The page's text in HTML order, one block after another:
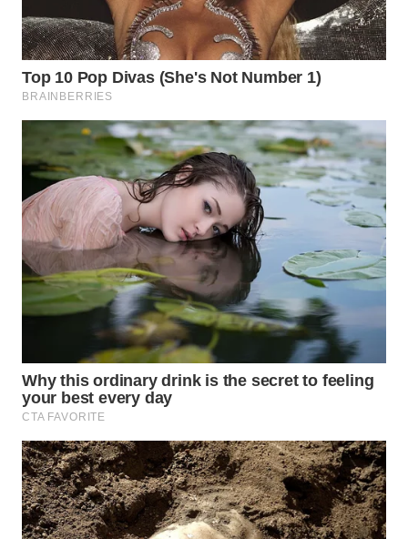
WN
NATUNA
WN
WN
MANDALIKA
WN
LIKUPANG
WN
LABUANBAJO
WN
BORNEO
Media
Group
WAHANA
NEWS